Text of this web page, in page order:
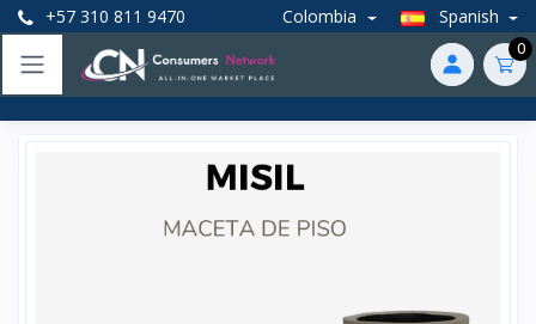
+57 310 811 9470 Colombia Spanish
0